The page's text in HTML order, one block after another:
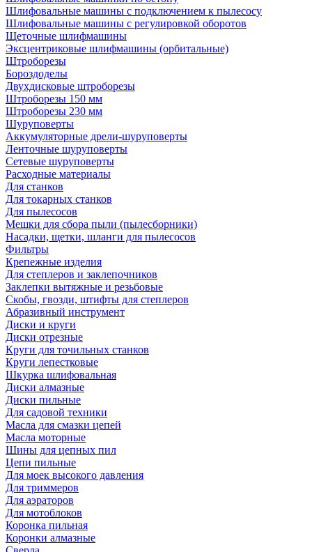
Шлифовальные машины с подключением к пылесосу
Шлифовальные машины с регулировкой оборотов
Щеточные шлифмашины
Эксцентриковые шлифмашины (орбитальные)
Штроборезы
Бороздоделы
Двухдисковые штроборезы
Штроборезы 150 мм
Штроборезы 230 мм
Шуруповерты
Аккумуляторные дрели-шуруповерты
Ленточные шуруповерты
Сетевые шуруповерты
Расходные материалы
Для станков
Для токарных станков
Для пылесосов
Мешки для сбора пыли (пылесборники)
Насадки, щетки, шланги для пылесосов
Фильтры
Крепежные изделия
Для степлеров и заклепочников
Заклепки вытяжные и резьбовые
Скобы, гвозди, штифты для степлеров
Абразивный инструмент
Диски и круги
Диски отрезные
Круги для точильных станков
Круги лепестковые
Шкурка шлифовальная
Диски алмазные
Диски пильные
Для садовой техники
Масла для смазки цепей
Масла моторные
Шины для цепных пил
Цепи пильные
Для моек высокого давления
Для триммеров
Для аэраторов
Для мотоблоков
Коронка пильная
Коронки алмазные